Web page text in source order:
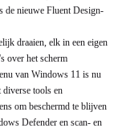
de nieuwe Fluent Design-
draaien, elk in een eigen
over het scherm
van Windows 11 is nu
diverse tools en
om beschermd te blijven
Defender en scan- en